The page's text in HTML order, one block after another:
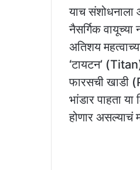
याच
नैसर्गिक
अतिशय
‘टायटन’
फारसची खाडी
भांडार पाहता
होणार